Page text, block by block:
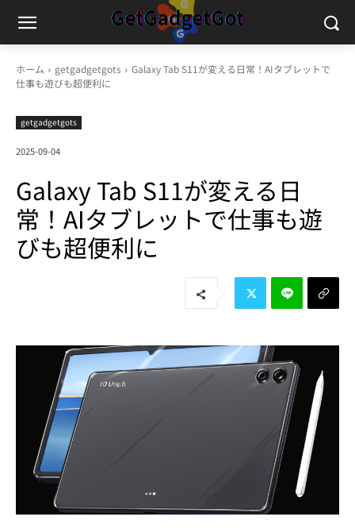
ホーム getgadgetgots
Galaxy Tab S11が変える日常！AIタブレットで
仕事も遊びも超便利に
getgadgetgots
2025-09-04
Galaxy Tab S11が変える日
常！AIタブレットで仕事も遊
びも超便利に